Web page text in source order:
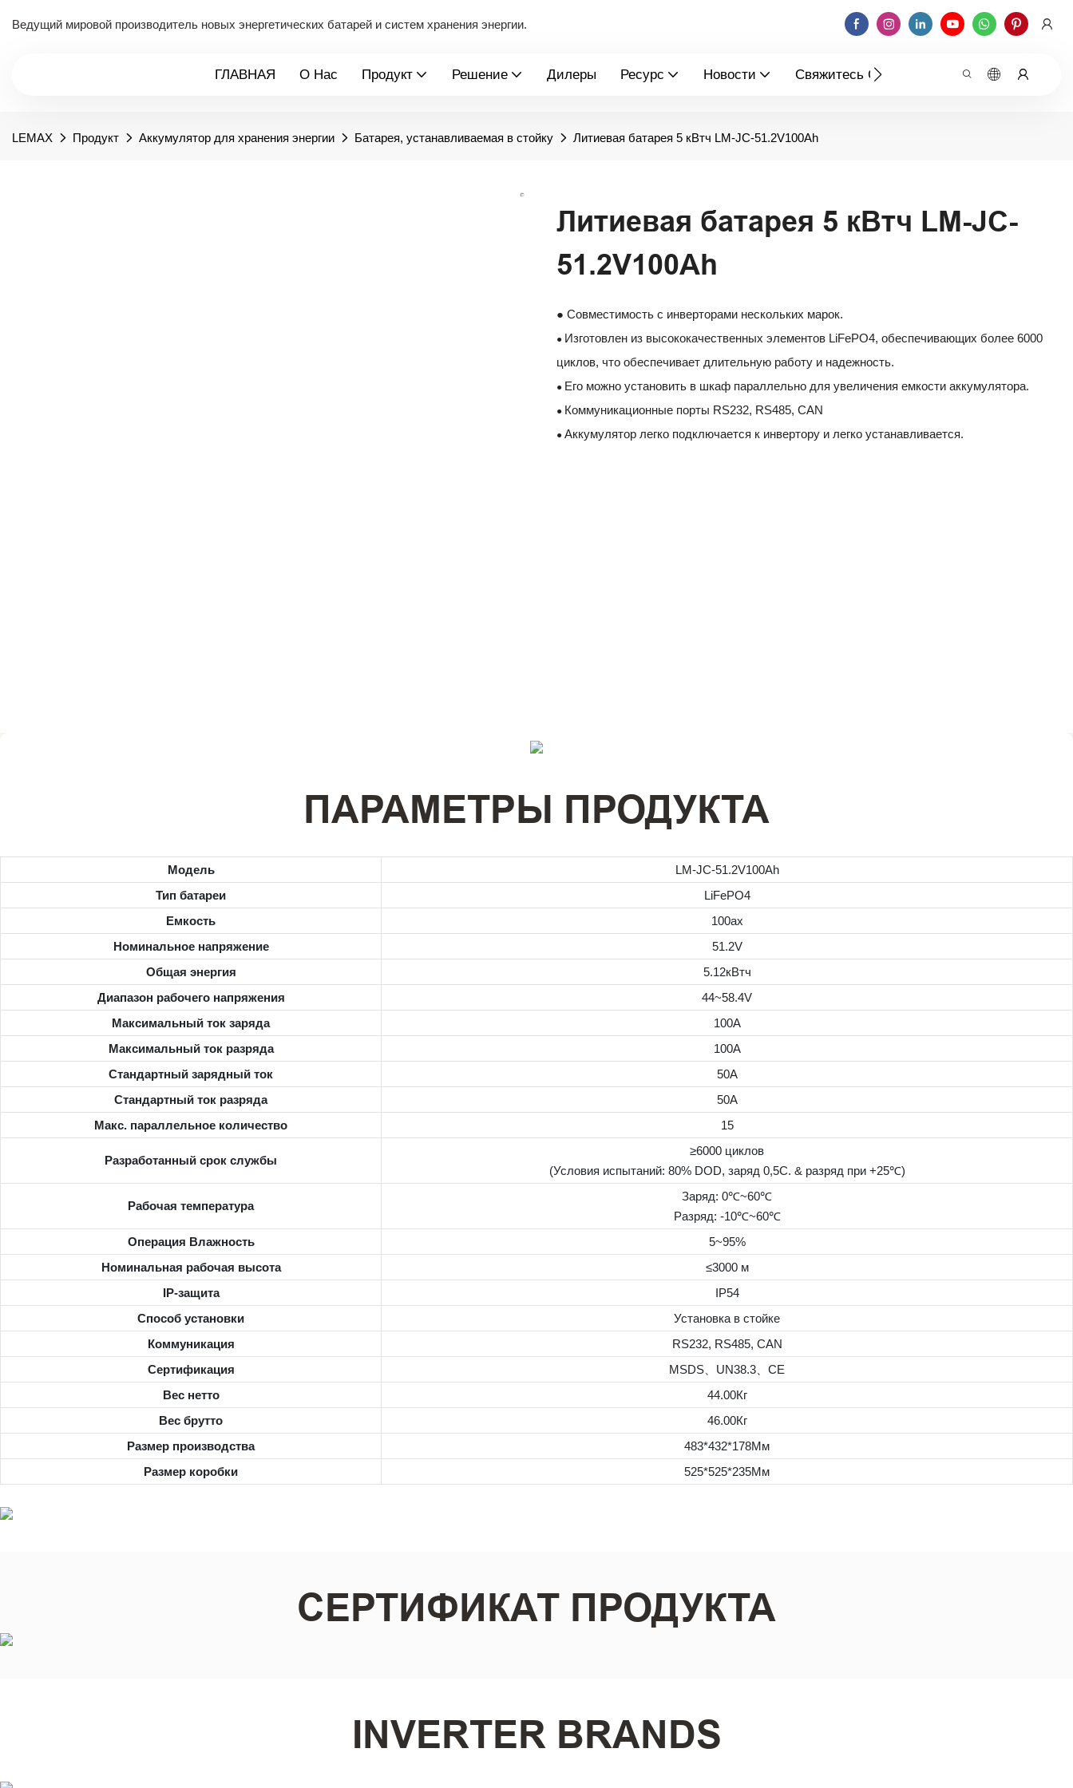
Ведущий мировой производитель новых энергетических батарей и систем хранения энергии.
ГЛАВНАЯ О Нас Продукт Решение Дилеры Ресурс Новости Свяжитесь С Нами
LEMAX Продукт Аккумулятор для хранения энергии Батарея, устанавливаемая в стойку Литиевая батарея 5 кВтч LM-JC-51.2V100Ah
Литиевая батарея 5 кВтч LM-JC-
51.2V100Ah
● Совместимость с инверторами нескольких марок.
● Изготовлен из высококачественных элементов LiFePO4, обеспечивающих более 6000
циклов, что обеспечивает длительную работу и надежность.
● Его можно установить в шкаф параллельно для увеличения емкости аккумулятора.
● Коммуникационные порты RS232, RS485, CAN
● Аккумулятор легко подключается к инвертору и легко устанавливается.
ПАРАМЕТРЫ ПРОДУКТА
Модель
LM-JC-51.2V100Ah
Тип батареи
LiFePO4
Емкость
100ах
Номинальное напряжение
51.2V
Общая энергия
5.12кВтч
Диапазон рабочего напряжения
44~58.4V
Максимальный ток заряда
100A
Максимальный ток разряда
100A
Стандартный зарядный ток
50A
Стандартный ток разряда
50A
Макс. параллельное количество
15
Разработанный срок службы
≥6000 циклов
(Условия испытаний: 80% DOD, заряд 0,5C. & разряд при +25℃)
Рабочая температура
Заряд: 0℃~60℃
Разряд: -10℃~60℃
Операция Влажность
5~95%
Номинальная рабочая высота
≤3000 м
IP-защита
IP54
Способ установки
Установка в стойке
Коммуникация
RS232, RS485, CAN
Сертификация
MSDS、UN38.3、CE
Вес нетто
44.00Кг
Вес брутто
46.00Кг
Размер производства
483*432*178Мм
Размер коробки
525*525*235Мм
СЕРТИФИКАТ ПРОДУКТА
INVERTER BRANDS